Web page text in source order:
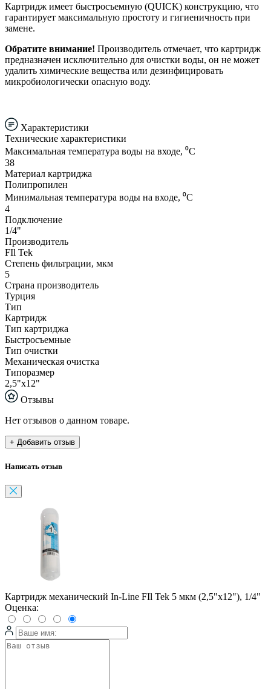
Картридж имеет быстросъемную (QUICK) конструкцию, что
гарантирует максимальную простоту и гигиеничность при
замене.
Обратите внимание! Производитель отмечает, что картридж
предназначен исключительно для очистки воды, он не может
удалить химические вещества или дезинфицировать
микробиологически опасную воду.
Характеристики
Технические характеристики
Максимальная температура воды на входе, ⁰С
38
Материал картриджа
Полипропилен
Минимальная температура воды на входе, ⁰С
4
Подключение
1/4"
Производитель
FIl Tek
Степень фильтрации, мкм
5
Страна производитель
Турция
Тип
Картридж
Тип картриджа
Быстросъемные
Тип очистки
Механическая очистка
Типоразмер
2,5"x12"
Отзывы
Нет отзывов о данном товаре.
+ Добавить отзыв
Написать отзыв
Картридж механический In-Line FIl Tek 5 мкм (2,5"x12"), 1/4"
Оценка: